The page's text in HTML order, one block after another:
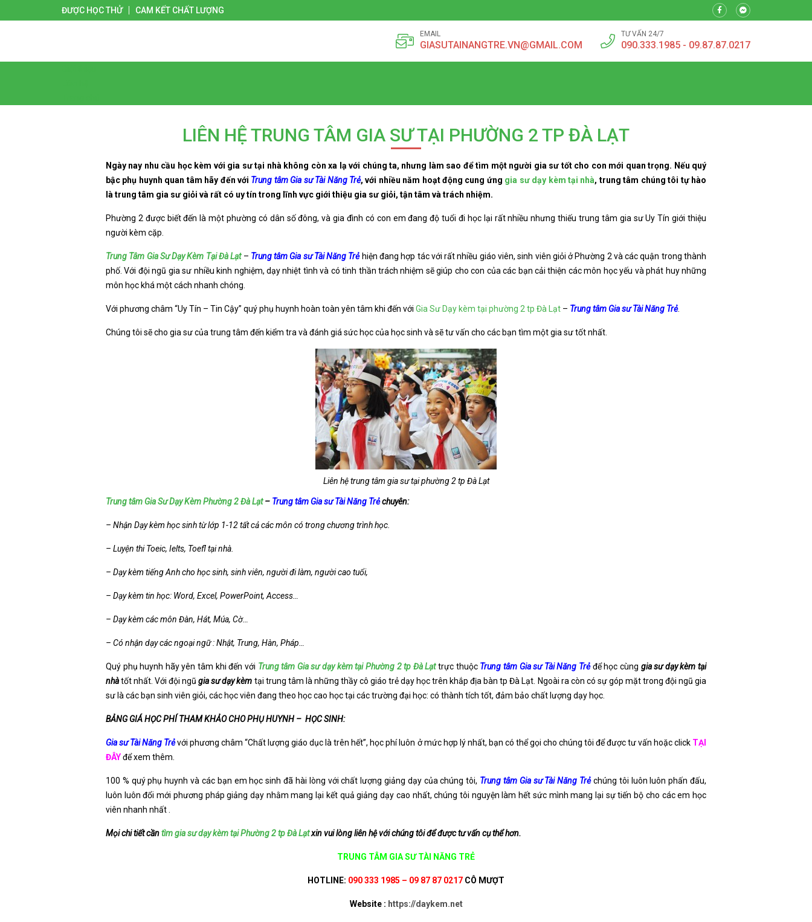
ĐƯỢC HỌC THỬ CAM KẾT CHẤT LƯỢNG
EMAIL
GIASUTAINANGTRE.VN@GMAIL.COM
TƯ VẤN 24/7
090.333.1985 - 09.87.87.0217
LIÊN HỆ TRUNG TÂM GIA SƯ TẠI PHƯỜNG 2 TP ĐÀ LẠT
Ngày nay nhu cầu học kèm với gia sư tại nhà không còn xa lạ với chúng ta, nhưng làm sao để tìm một người gia sư tốt cho con mới quan trọng. Nếu quý
bậc phụ huynh quan tâm hãy đến với Trung tâm Gia sư Tài Năng Trẻ, với nhiều năm hoạt động cung ứng gia sư dạy kèm tại nhà, trung tâm chúng tôi tự hào
là trung tâm gia sư giỏi và rất có uy tín trong lĩnh vực giới thiệu gia sư giỏi, tận tâm và trách nhiệm.
Phường 2 được biết đến là một phường có dân số đông, và gia đình có con em đang độ tuổi đi học lại rất nhiều nhưng thiếu trung tâm gia sư Uy Tín giới thiệu
người kèm cặp.
Trung Tâm Gia Sư Dạy Kèm Tại Đà Lạt– Trung tâm Gia sư Tài Năng Trẻ hiện đang hợp tác với rất nhiều giáo viên, sinh viên giỏi ở Phường 2 và các quận trong thành
phố. Với đội ngũ gia sư nhiều kinh nghiệm, dạy nhiệt tình và có tinh thần trách nhiệm sẽ giúp cho con của các bạn cải thiện các môn học yếu và phát huy những
môn học khá một cách nhanh chóng.
Với phương châm “Uy Tín – Tin Cậy” quý phụ huynh hoàn toàn yên tâm khi đến với Gia Sư Dạy kèm tại phường 2 tp Đà Lạt – Trung tâm Gia sư Tài Năng Trẻ.
Chúng tôi sẽ cho gia sư của trung tâm đến kiểm tra và đánh giá sức học của học sinh và sẽ tư vấn cho các bạn tìm một gia sư tốt nhất.
Liên hệ trung tâm gia sư tại phường 2 tp Đà Lạt
Trung tâm Gia Sư Dạy Kèm Phường 2 Đà Lạt– Trung tâm Gia sư Tài Năng Trẻchuyên:
– Nhận Dạy kèm học sinh từ lớp 1-12 tất cả các môn có trong chương trình học.
– Luyện thi Toeic, Ielts, Toefl tại nhà.
– Dạy kèm tiếng Anh cho học sinh, sinh viên, người đi làm, người cao tuổi,
– Dạy kèm tin học: Word, Excel, PowerPoint, Access…
– Dạy kèm các môn Đàn, Hát, Múa, Cờ…
– Có nhận dạy các ngoại ngữ : Nhật, Trung, Hàn, Pháp…
Quý phụ huynh hãy yên tâm khi đến với Trung tâm Gia sư dạy kèm tại Phường 2 tp Đà Lạttrực thuộc Trung tâm Gia sư Tài Năng Trẻđể học cùng gia sư dạy kèm tại
nhàtốt nhất. Với đội ngũgia sư dạy kèm tại trung tâm là những thầy cô giáo trẻ dạy học trên khắp địa bàn tp Đà Lạt. Ngoài ra còn có sự góp mặt trong đội ngũ gia
sư là các bạn sinh viên giỏi, các học viên đang theo học cao học tại các trường đại học: có thành tích tốt, đảm bảo chất lượng dạy học.
BẢNG GIÁ HỌC PHÍ THAM KHẢO CHO PHỤ HUYNH – HỌC SINH:
Gia sư Tài Năng Trẻvới phương châm “Chất lượng giáo dục là trên hết”, học phí luôn ở mức hợp lý nhất, bạn có thể gọi cho chúng tôi để được tư vấn hoặc click TẠI
ĐÂYđể xem thêm.
100 % quý phụ huynh và các bạn em học sinh đã hài lòng với chất lượng giảng dạy của chúng tôi, Trung tâm Gia sư Tài Năng Trẻ chúng tôi luôn luôn phấn đấu,
luôn luôn đổi mới phương pháp giảng dạy nhằm mang lại kết quả giảng dạy cao nhất, chúng tôi nguyện làm hết sức mình mang lại sự tiến bộ cho các em học
viên nhanh nhất .
Mọi chi tiết cầntìm gia sư dạy kèm tại Phường 2 tp Đà Lạtxin vui lòng liên hệ với chúng tôi để được tư vấn cụ thể hơn.
TRUNG TÂM GIA SƯ TÀI NĂNG TRẺ
HOTLINE: 090 333 1985 – 09 87 87 0217 CÔ MƯỢT
Website : https://daykem.net